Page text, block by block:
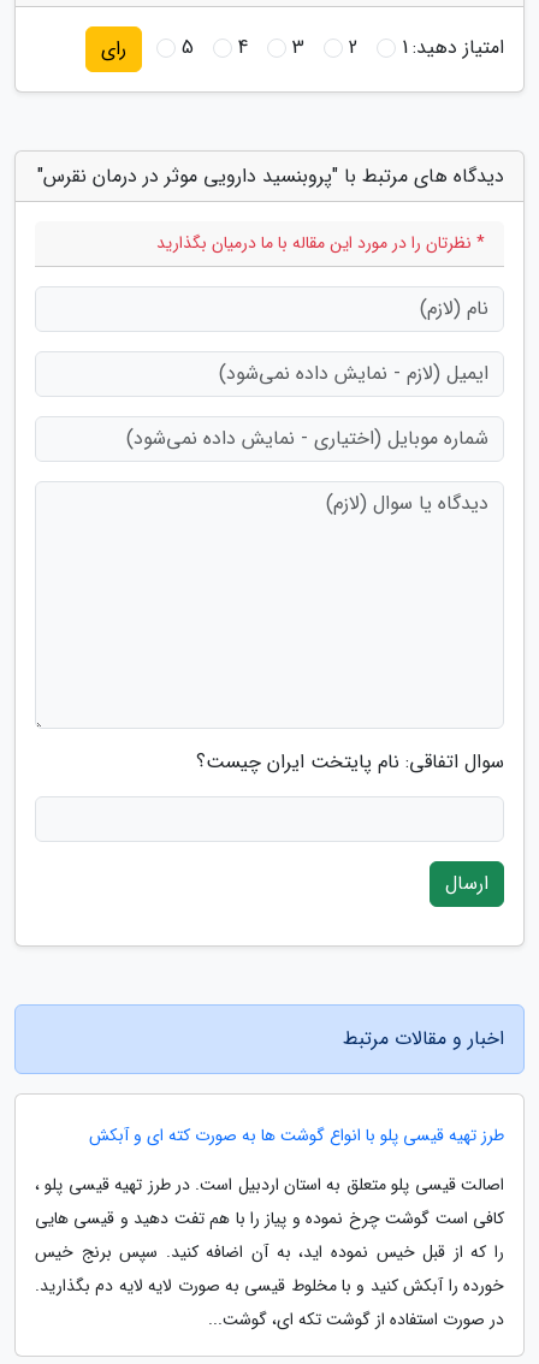
امتیاز دهید:1
2
3
4
5 رای
دیدگاه های مرتبط با "پروبنسید دارویی موثر در درمان نقرس"
* نظرتان را در مورد این مقاله با ما درمیان بگذارید
سوال اتفاقی: نام پایتخت ایران چیست؟
ارسال
اخبار و مقالات مرتبط
طرز تهیه قیسی پلو با انواع گوشت ها به صورت کته ای و آبکش
اصالت قیسی پلو متعلق به استان اردبیل است. در طرز تهیه قیسی پلو ،
کافی است گوشت چرخ نموده و پیاز را با هم تفت دهید و قیسی هایی
را که از قبل خیس نموده اید، به آن اضافه کنید. سپس برنج خیس
خورده را آبکش کنید و با مخلوط قیسی به صورت لایه لایه دم بگذارید.
در صورت استفاده از گوشت تکه ای، گوشت...